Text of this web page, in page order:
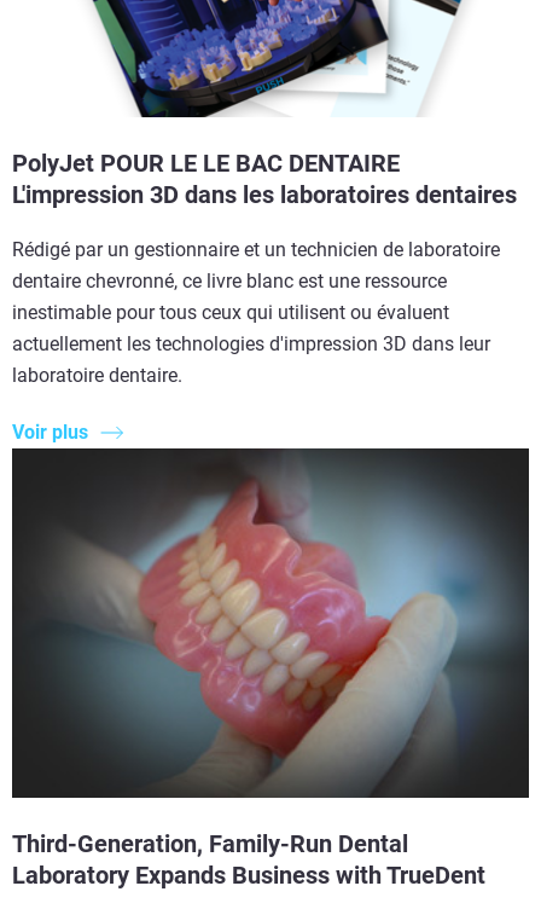
PolyJet POUR LE LE BAC DENTAIRE
L'impression 3D dans les laboratoires dentaires
Rédigé par un gestionnaire et un technicien de laboratoire
dentaire chevronné, ce livre blanc est une ressource
inestimable pour tous ceux qui utilisent ou évaluent
actuellement les technologies d'impression 3D dans leur
laboratoire dentaire.
Voir plus
Third-Generation, Family-Run Dental
Laboratory Expands Business with TrueDent